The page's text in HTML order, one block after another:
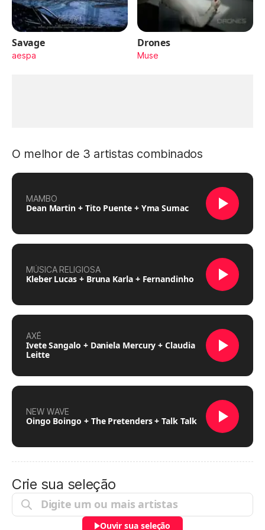
Savage
aespa
Drones
Muse
O melhor de 3 artistas combinados
MAMBO
Dean Martin + Tito Puente + Yma Sumac
MÚSICA RELIGIOSA
Kleber Lucas + Bruna Karla + Fernandinho
AXÉ
Ivete Sangalo + Daniela Mercury + Claudia
Leitte
NEW WAVE
Oingo Boingo + The Pretenders + Talk Talk
Crie sua seleção
Ouvir sua seleção